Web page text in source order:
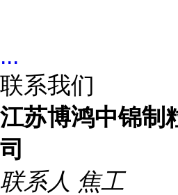
...
联系我们
江苏博鸿中锦制
司
联系人 焦工